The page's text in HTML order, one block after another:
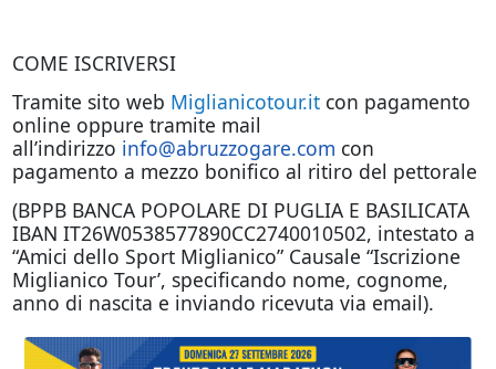
COME ISCRIVERSI
Tramite sito web Miglianicotour.it con pagamento
online oppure tramite mail
all’indirizzo info@abruzzogare.com con
pagamento a mezzo bonifico al ritiro del pettorale
(BPPB BANCA POPOLARE DI PUGLIA E BASILICATA
IBAN IT26W0538577890CC2740010502, intestato a
“Amici dello Sport Miglianico” Causale “Iscrizione
Miglianico Tour’, specificando nome, cognome,
anno di nascita e inviando ricevuta via email).